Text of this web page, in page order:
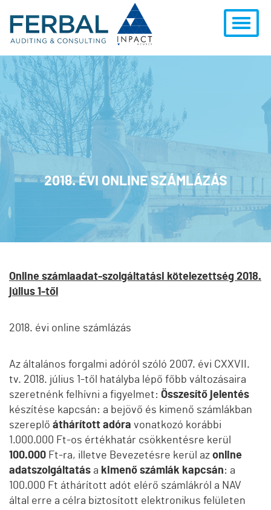
2018. ÉVI ONLINE SZÁMLÁZÁS
Online számlaadat-szolgáltatási kötelezettség 2018.
július 1-től
2018. évi online számlázás
Az általános forgalmi adóról szóló 2007. évi CXXVII.
tv. 2018. július 1-től hatályba lépő főbb változásaira
szeretnénk felhívni a figyelmet: Összesítő jelentés
készítése kapcsán: a bejövő és kimenő számlákban
szereplő áthárított adóra vonatkozó korábbi
1.000.000 Ft-os értékhatár csökkentésre kerül
100.000 Ft-ra, illetve Bevezetésre kerül az online
adatszolgáltatás a kimenő számlák kapcsán: a
100.000 Ft áthárított adót elérő számlákról a NAV
által erre a célra biztosított elektronikus felületen